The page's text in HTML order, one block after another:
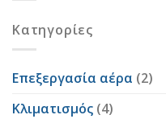
Kατηγορίες
Επεξεργασία αέρα (2)
Κλιματισμός (4)